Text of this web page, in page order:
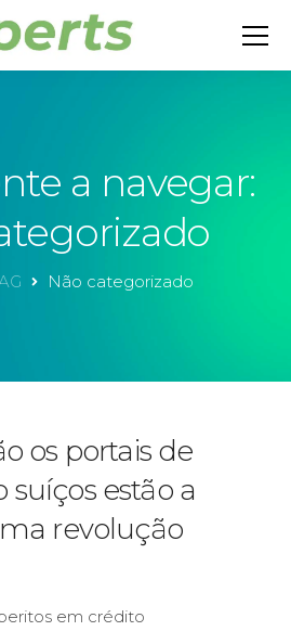
a navegar:
Não categorizado
os portais de
estão a
revolução
em crédito